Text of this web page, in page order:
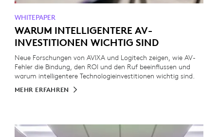
WHITEPAPER
WARUM INTELLIGENTERE AV-
INVESTITIONEN WICHTIG SIND
Neue Forschungen von AVIXA und Logitech zeigen, wie AV-
Fehler die Bindung, den ROI und den Ruf beeinflussen und
warum intelligentere Technologieinvestitionen wichtig sind.
MEHR ERFAHREN